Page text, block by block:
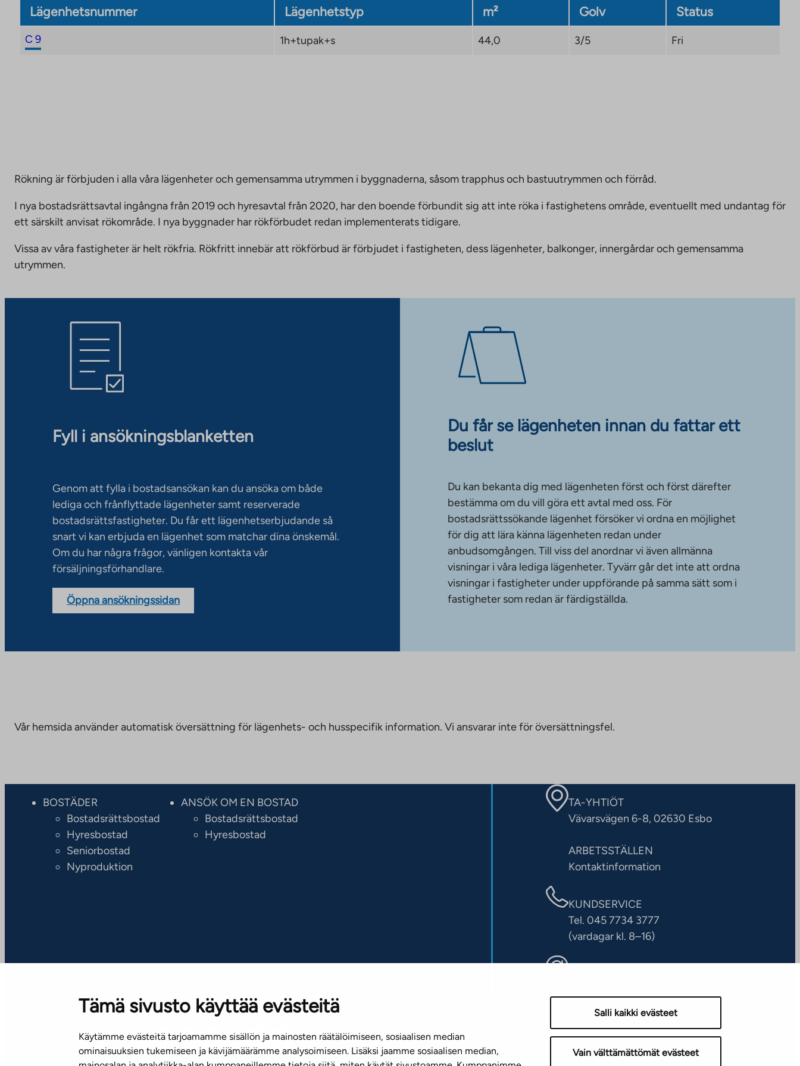
Tämä sivusto käyttää evästeitä
Käytämme evästeitä tarjoamamme sisällön ja mainosten räätälöimiseen, sosiaalisen median
ominaisuuksien tukemiseen ja kävijämäärämme analysoimiseen. Lisäksi jaamme sosiaalisen median,
Salli kaikki evästeet
Vain välttämättömät evästeet
Lägenhetsnummer Lägenhetstyp m² Golv Status
C 9 1h+tupak+s 44,0 3/5 Fri
Rökning är förbjuden i alla våra lägenheter och gemensamma utrymmen i byggnaderna, såsom trapphus och bastuutrymmen och förråd.
I nya bostadsrättsavtal ingångna från 2019 och hyresavtal från 2020, har den boende förbundit sig att inte röka i fastighetens område, eventuellt med undantag för
ett särskilt anvisat rökområde. I nya byggnader har rökförbudet redan implementerats tidigare.
Vissa av våra fastigheter är helt rökfria. Rökfritt innebär att rökförbud är förbjudet i fastigheten, dess lägenheter, balkonger, innergårdar och gemensamma
utrymmen.
Fyll i ansökningsblanketten
Genom att fylla i bostadsansökan kan du ansöka om både
lediga och frånflyttade lägenheter samt reserverade
bostadsrättsfastigheter. Du får ett lägenhetserbjudande så
snart vi kan erbjuda en lägenhet som matchar dina önskemål.
Om du har några frågor, vänligen kontakta vår
försäljningsförhandlare.
Öppna ansökningssidan
Du får se lägenheten innan du fattar ett
beslut
Du kan bekanta dig med lägenheten först och först därefter
bestämma om du vill göra ett avtal med oss. För
bostadsrättssökande lägenhet försöker vi ordna en möjlighet
för dig att lära känna lägenheten redan under
anbudsomgången. Till viss del anordnar vi även allmänna
visningar i våra lediga lägenheter. Tyvärr går det inte att ordna
visningar i fastigheter under uppförande på samma sätt som i
fastigheter som redan är färdigställda.
Vår hemsida använder automatisk översättning för lägenhets- och husspecifik information. Vi ansvarar inte för översättningsfel.
BOSTÄDER
Bostadsrättsbostad
Hyresbostad
Seniorbostad
Nyproduktion
ANSÖK OM EN BOSTAD
Bostadsrättsbostad
Hyresbostad
TA-YHTIÖT
Vävarsvägen 6-8, 02630 Esbo
ARBETSSTÄLLEN
Kontaktinformation
KUNDSERVICE
Tel. 045 7734 3777
(vardagar kl. 8–16)
Nyhetsbrev (på finska)